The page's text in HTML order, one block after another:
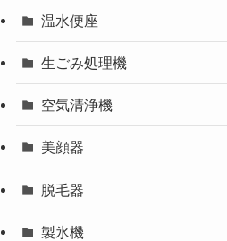
温水便座
生ごみ処理機
空気清浄機
美顔器
脱毛器
製氷機